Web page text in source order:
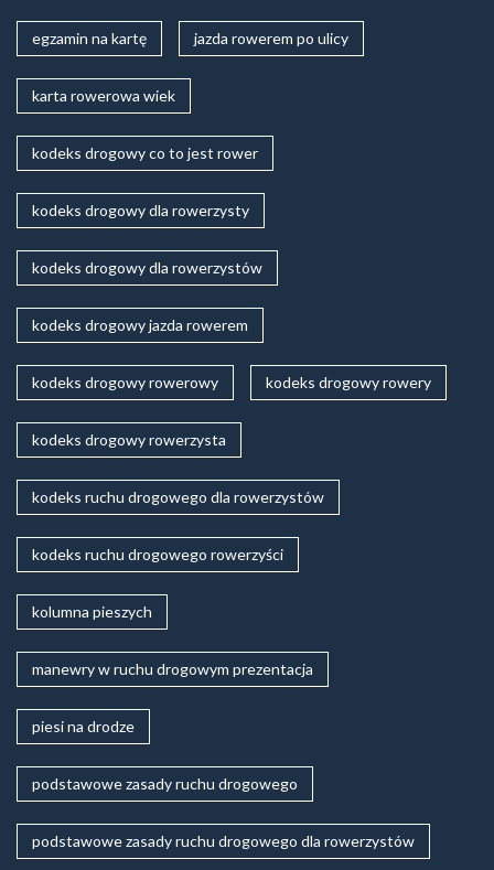
egzamin na kartę jazda rowerem po ulicy
karta rowerowa wiek
kodeks drogowy co to jest rower
kodeks drogowy dla rowerzysty
kodeks drogowy dla rowerzystów
kodeks drogowy jazda rowerem
kodeks drogowy rowerowy kodeks drogowy rowery
kodeks drogowy rowerzysta
kodeks ruchu drogowego dla rowerzystów
kodeks ruchu drogowego rowerzyści
kolumna pieszych
manewry w ruchu drogowym prezentacja
piesi na drodze
podstawowe zasady ruchu drogowego
podstawowe zasady ruchu drogowego dla rowerzystów